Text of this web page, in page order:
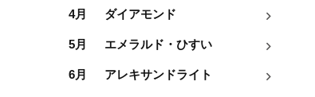
4月 ダイアモンド
5月 エメラルド・ひすい
6月 アレキサンドライト